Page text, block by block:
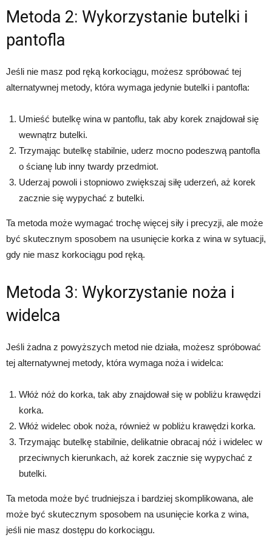
Metoda 2: Wykorzystanie butelki i
pantofla
Jeśli nie masz pod ręką korkociągu, możesz spróbować tej
alternatywnej metody, która wymaga jedynie butelki i pantofla:
Umieść butelkę wina w pantoflu, tak aby korek znajdował się
wewnątrz butelki.
Trzymając butelkę stabilnie, uderz mocno podeszwą pantofla
o ścianę lub inny twardy przedmiot.
Uderzaj powoli i stopniowo zwiększaj siłę uderzeń, aż korek
zacznie się wypychać z butelki.
Ta metoda może wymagać trochę więcej siły i precyzji, ale może
być skutecznym sposobem na usunięcie korka z wina w sytuacji,
gdy nie masz korkociągu pod ręką.
Metoda 3: Wykorzystanie noża i
widelca
Jeśli żadna z powyższych metod nie działa, możesz spróbować
tej alternatywnej metody, która wymaga noża i widelca:
Włóż nóż do korka, tak aby znajdował się w pobliżu krawędzi
korka.
Włóż widelec obok noża, również w pobliżu krawędzi korka.
Trzymając butelkę stabilnie, delikatnie obracaj nóż i widelec w
przeciwnych kierunkach, aż korek zacznie się wypychać z
butelki.
Ta metoda może być trudniejsza i bardziej skomplikowana, ale
może być skutecznym sposobem na usunięcie korka z wina,
jeśli nie masz dostępu do korkociągu.